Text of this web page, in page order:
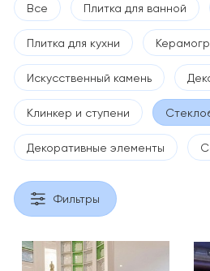
Все Плитка для ванной
Плитка для кухни
Искусственный камень
Клинкер и ступени
Декоративные элементы
Фильтры